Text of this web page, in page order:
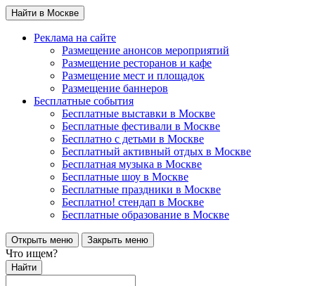
Найти в Москве
Реклама на сайте
Размещение анонсов мероприятий
Размещение ресторанов и кафе
Размещение мест и площадок
Размещение баннеров
Бесплатные события
Бесплатные выставки в Москве
Бесплатные фестивали в Москве
Бесплатно с детьми в Москве
Бесплатный активный отдых в Москве
Бесплатная музыка в Москве
Бесплатные шоу в Москве
Бесплатные праздники в Москве
Бесплатно! стендап в Москве
Бесплатные образование в Москве
Открыть меню Закрыть меню
Что ищем?
Найти